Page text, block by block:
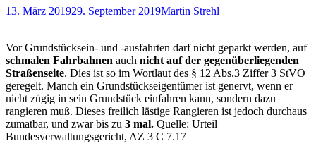
13. März 201929. September 2019Martin Strehl
Vor Grundstücksein- und -ausfahrten darf nicht geparkt werden, auf
schmalen Fahrbahnen auch nicht auf der gegenüberliegenden
Straßenseite. Dies ist so im Wortlaut des § 12 Abs.3 Ziffer 3 StVO
geregelt. Manch ein Grundstückseigentümer ist genervt, wenn er
nicht zügig in sein Grundstück einfahren kann, sondern dazu
rangieren muß. Dieses freilich lästige Rangieren ist jedoch durchaus
zumatbar, und zwar bis zu 3 mal. Quelle: Urteil
Bundesverwaltungsgericht, AZ 3 C 7.17